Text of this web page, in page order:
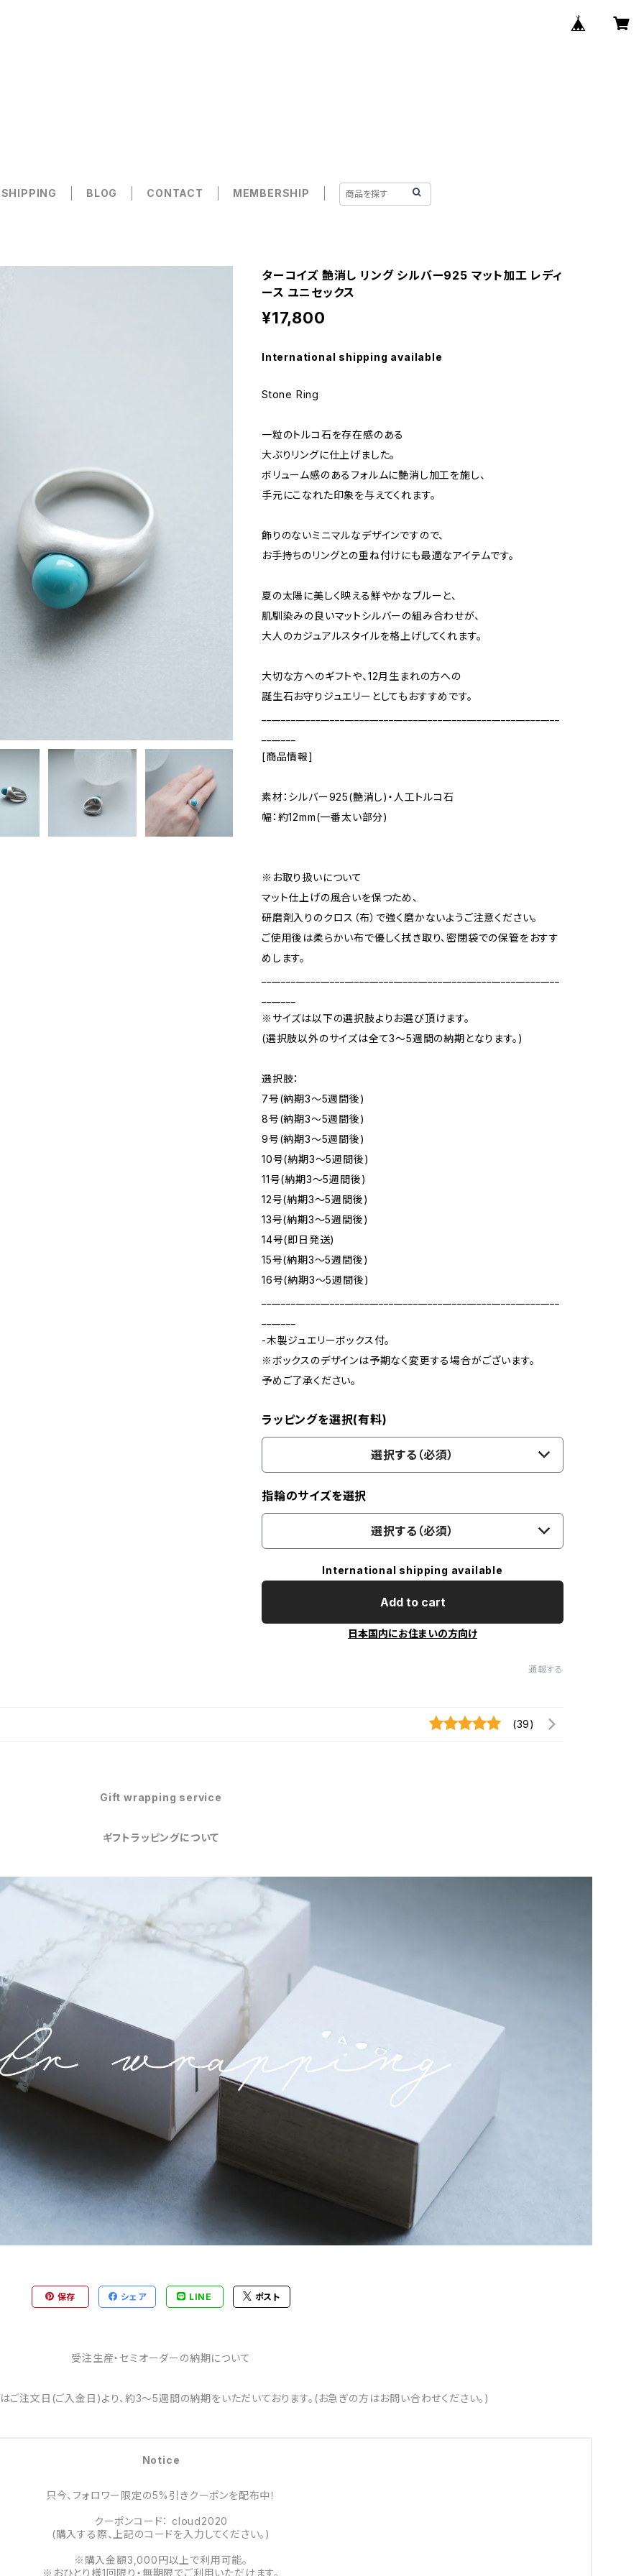
SHIPPING BLOG CONTACT MEMBERSHIP
ターコイズ 艶消し リング シルバー925 マット加工 レディ
ース ユニセックス
¥17,800
International shipping available
Stone Ring
一粒のトルコ石を存在感のある
大ぶりリングに仕上げました。
ボリューム感のあるフォルムに艶消し加工を施し、
手元にこなれた印象を与えてくれます。
飾りのないミニマルなデザインですので、
お手持ちのリングとの重ね付けにも最適なアイテムです。
夏の太陽に美しく映える鮮やかなブルーと、
肌馴染みの良いマットシルバーの組み合わせが、
大人のカジュアルスタイルを格上げしてくれます。
大切な方へのギフトや、12月生まれの方への
誕生石お守りジュエリーとしてもおすすめです。
[商品情報]
素材：シルバー925(艶消し)・人工トルコ石
幅：約12mm(一番太い部分)
※お取り扱いについて
マット仕上げの風合いを保つため、
研磨剤入りのクロス（布）で強く磨かないようご注意ください。
ご使用後は柔らかい布で優しく拭き取り、密閉袋での保管をおすす
めします。
※サイズは以下の選択肢よりお選び頂けます。
(選択肢以外のサイズは全て3～5週間の納期となります。)
選択肢：
7号(納期3～5週間後)
8号(納期3～5週間後)
9号(納期3～5週間後)
10号(納期3～5週間後)
11号(納期3～5週間後)
12号(納期3～5週間後)
13号(納期3～5週間後)
14号(即日発送)
15号(納期3～5週間後)
16号(納期3～5週間後)
-木製ジュエリーボックス付。
※ボックスのデザインは予期なく変更する場合がございます。
予めご了承ください。
ラッピングを選択(有料)
選択する（必須）
指輪のサイズを選択
選択する（必須）
International shipping available
Add to cart
日本国内にお住まいの方向け
通報する
(39)
Gift wrapping service
ギフトラッピングについて
保存 シェア LINE ポスト
受注生産・セミオーダーの納期について
ご注文日(ご入金日)より、約3～5週間の納期をいただいております。(お急ぎの方はお問い合わせください。)
Notice
只今、フォロワー限定の5%引きクーポンを配布中！
クーポンコード： cloud2020
(購入する際、上記のコードを入力してください。)
※購入金額3,000円以上で利用可能。
※おひとり様1回限り・無期限でご利用いただけます。